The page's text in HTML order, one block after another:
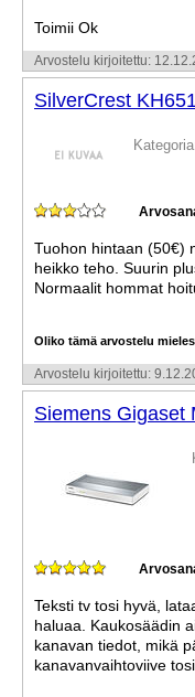
Toimii Ok
Arvostelu kirjoitettu:
SilverCrest
Tuohon hintaan (50€)
heikko teho. Suurin
Normaalit hommat
Oliko tämä arvostelu
Arvostelu kirjoitettu:
Siemens Gigaset
Teksti tv tosi hyvä,
haluaa. Kaukosäädin
kanavan tiedot, mikä
kanavanvaihtoviive